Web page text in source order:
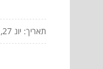
תאריך: יונ 27, 2021